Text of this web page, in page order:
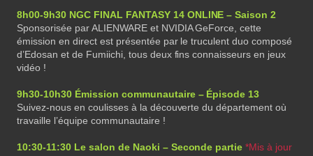
8h00-9h30 NGC FINAL FANTASY 14 ONLINE – Saison 2
Sponsorisée par ALIENWARE et NVIDIA GeForce, cette
émission en direct est présentée par le truculent duo composé
d’Edosan et de Fumiichi, tous deux fins connaisseurs en jeux
vidéo !
9h30-10h30 Émission communautaire – Épisode 13
Suivez-nous en coulisses à la découverte du département où
travaille l’équipe communautaire !
10:30-11:30 Le salon de Naoki – Seconde partie *Mis à jour